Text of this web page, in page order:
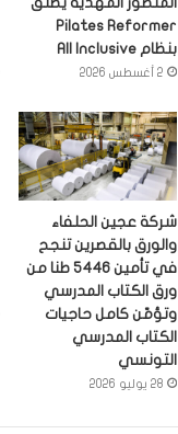
Pilates Reformer
بنظام All Inclusive
2 أغسطس 2026
شركة عجين الحلفاء
والورق بالقصرين تنجح
في تأمين 5446 طنا من
ورق الكتاب المدرسي
وتؤمّن كامل حاجيات
الكتاب المدرسي
التونسي
28 يوليو 2026